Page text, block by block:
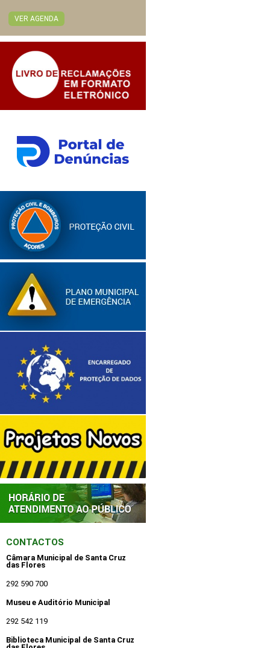
VER AGENDA
CONTACTOS
Câmara Municipal de Santa Cruz
das Flores
292 590 700
Museu e Auditório Municipal
292 542 119
Biblioteca Municipal de Santa Cruz